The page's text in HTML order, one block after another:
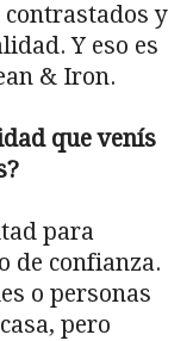
y
Y eso es
& Iron.
que venís
para
de confianza.
o personas
pero